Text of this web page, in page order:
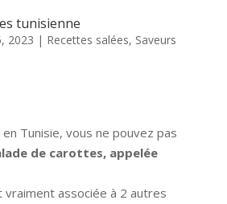
tunisienne
2023 | Recettes salées, Saveurs
Tunisie, vous ne pouvez pas
de carottes, appelée
vraiment associée à 2 autres